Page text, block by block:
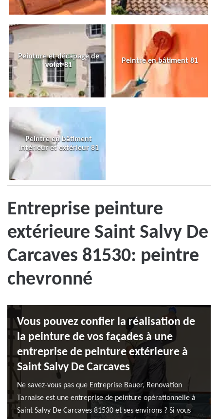
Peinture et décapage de
volet 81
Peintre en bâtiment 81
Peintre en bâtiment
intérieur et extérieur 81
Entreprise peinture
extérieure Saint Salvy De
Carcaves 81530: peintre
chevronné
Vous pouvez confier la réalisation de
la peinture de vos façades à une
entreprise de peinture extérieure à
Saint Salvy De Carcaves
Ne savez-vous pas que Entreprise Bauer, Renovation
Tarnaise est une entreprise de peinture opérationnelle à
Saint Salvy De Carcaves 81530 et ses environs ? Si vous